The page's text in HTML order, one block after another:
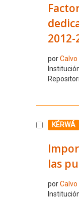
2012-
porCalvo
Seleccione
KÉRWÁ
las
porCalvo